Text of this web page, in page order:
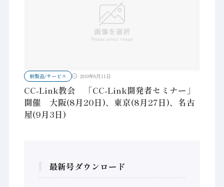
新製品/サービス 2010年8月11日
CC-Link教会 「CC-Link開発者セミナー」
開催 大阪(8月20日)、東京(8月27日)、名古
屋(9月3日)
最新号ダウンロード